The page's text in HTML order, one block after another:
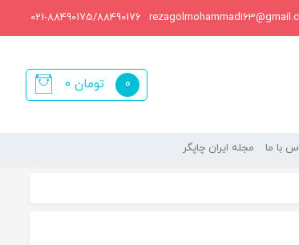
021-88490175/88490176
0 تومان
0
با ما مجله ایران چاپگر